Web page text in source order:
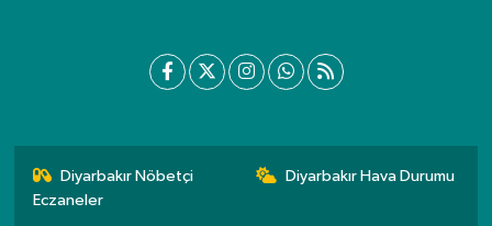
Diyarbakır Nöbetçi
Eczaneler
Diyarbakır Hava Durumu